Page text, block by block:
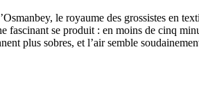
le royaume des grossistes en
fascinant se produit : en moins de cinq
plus sobres, et l’air semble